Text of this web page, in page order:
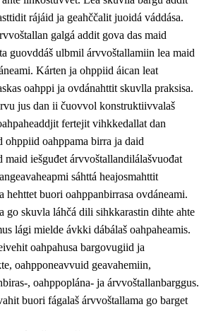
rájáid ja geahččalit juoidá váddása.
galgá addit gova das maid
guovddáš ulbmil árvvoštallamiin lea maid
Kárten ja ohppiid áican leat
oahppi ja ovdánahttit skuvlla praksisa.
jus dan ii čuovvol konstruktiivvalaš
fertejit vihkkedallat dan
ohppiid oahppama birra ja daid
iešguđet árvvoštallandilálašvuođat
sáhttá heajosmahttit
hehttet buori oahppanbirrasa ovdáneami.
go skuvla láhčá dili sihkkarastin dihte ahte
lági mielde ávkki dábálaš oahpaheamis.
oahpahusa bargovugiid ja
oahpponeavvuid geavahemiin,
, oahppoplána- ja árvvoštallanbarggus.
buori fágalaš árvvoštallama go barget